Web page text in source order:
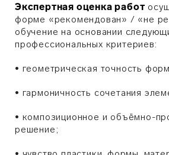
Экспертная оценка работ
форме «рекомендован» / «не
обучение на основании
профессиональных критериев:
• геометрическая точность
• гармоничность сочетания
• композиционное и объёмно-
решение;